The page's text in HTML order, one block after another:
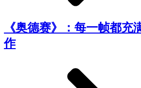
《奥德赛》：每一帧都充
作